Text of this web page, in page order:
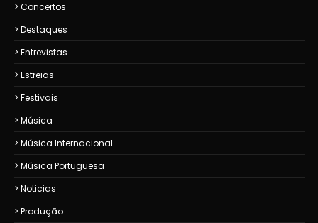
Concertos
Destaques
Entrevistas
Estreias
Festivais
Música
Música Internacional
Música Portuguesa
Noticias
Produção